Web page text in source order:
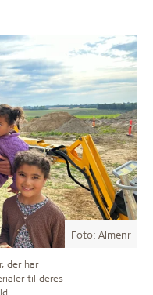
Foto: Almenr
der har
til deres